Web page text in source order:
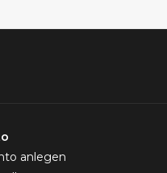
anlegen